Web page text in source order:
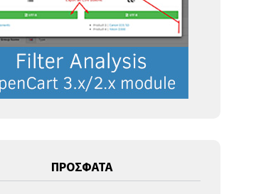
ΠΡΟΣΦΑΤΑ